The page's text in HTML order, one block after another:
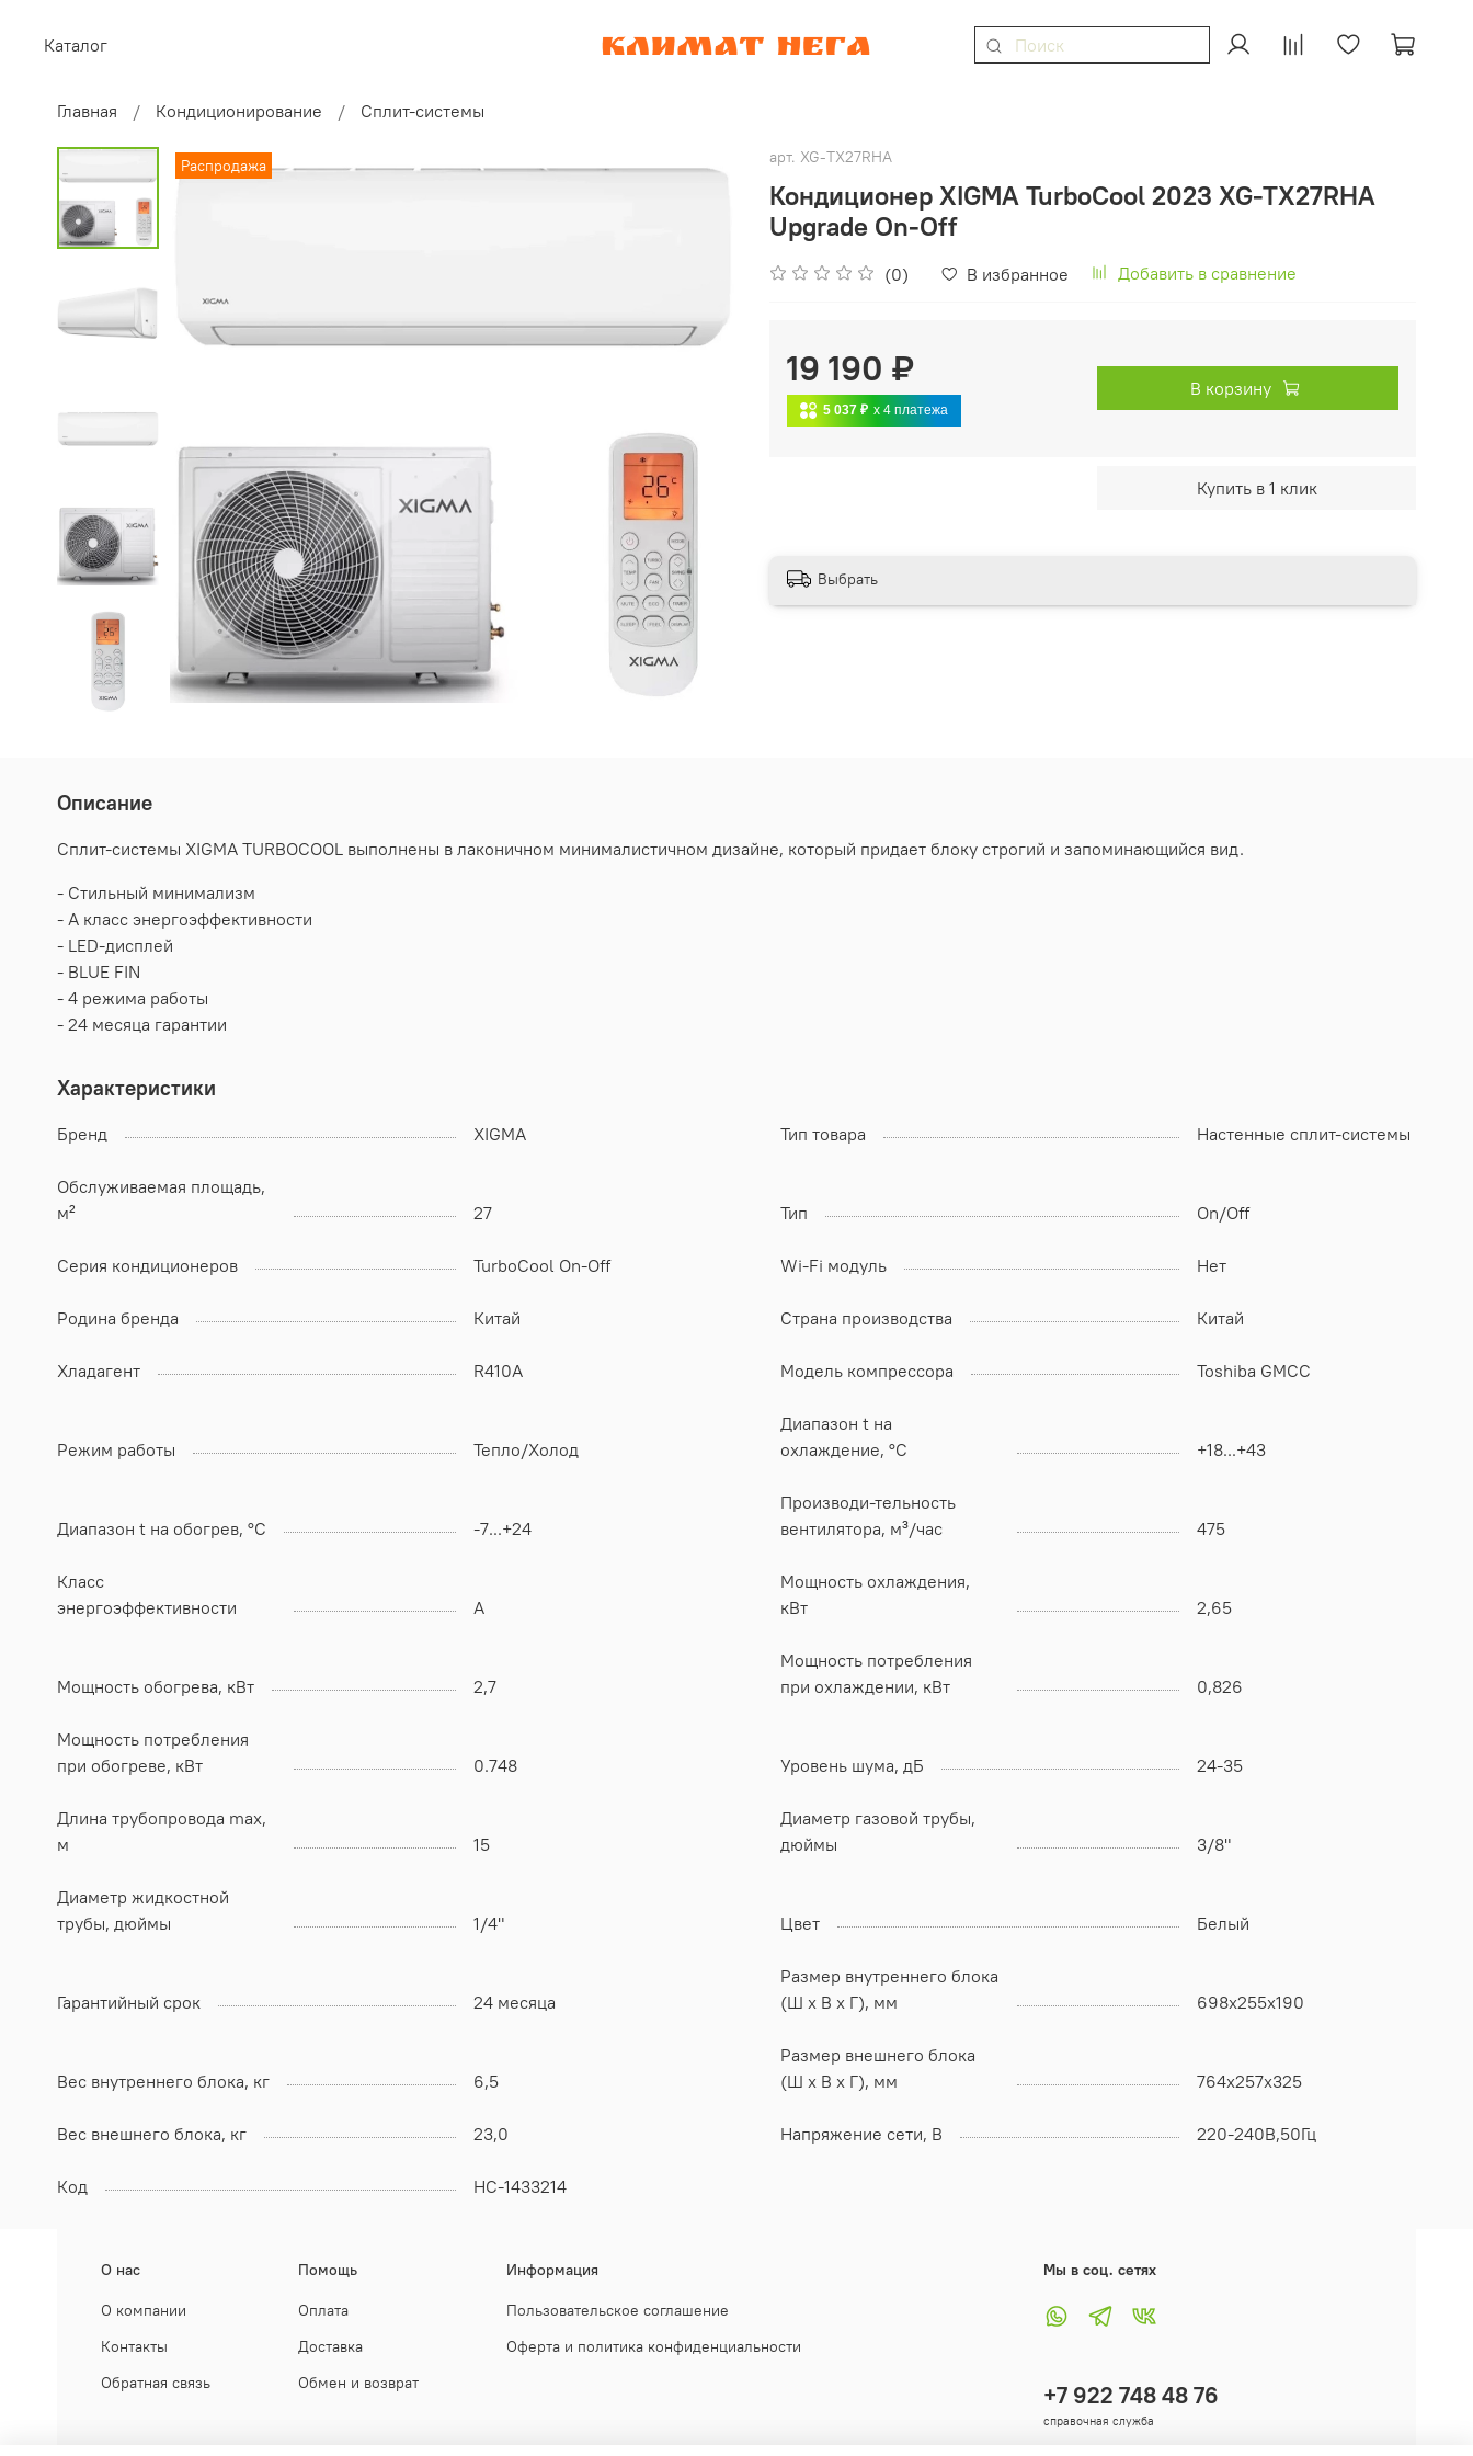
Каталог
Главная Кондиционирование Сплит-системы
Распродажа арт. XG-TX27RHA
Кондиционер XIGMA TurboCool 2023 XG-TX27RHA
Upgrade On-Off
(0) В избранное Добавить в сравнение
19 190 ₽
5 037 ₽ x 4 платежа
В корзину
Купить в 1 клик
Выбрать
Описание
Сплит-системы XIGMA TURBOCOOL выполнены в лаконичном минималистичном дизайне, который придает блоку строгий и запоминающийся вид.
- Стильный минимализм
- А класс энергоэффективности
- LED-дисплей
- BLUE FIN
- 4 режима работы
- 24 месяца гарантии
Характеристики
Бренд XIGMA Тип товара Настенные сплит-системы
Обслуживаемая площадь,
м²
27 Тип On/Off
Серия кондиционеров TurboCool On-Off Wi-Fi модуль Нет
Родина бренда Китай Страна производства Китай
Хладагент R410A Модель компрессора Toshiba GMCC
Режим работы Тепло/Холод
Диапазон t на
охлаждение, °C
+18...+43
Диапазон t на обогрев, °C -7...+24
Производи-тельность
вентилятора, м³/час
475
Класс
энергоэффективности
А
Мощность охлаждения,
кВт
2,65
Мощность обогрева, кВт 2,7
Мощность потребления
при охлаждении, кВт
0,826
Мощность потребления
при обогреве, кВт
0.748 Уровень шума, дБ 24-35
Длина трубопровода max,
м
15
Диаметр газовой трубы,
дюймы
3/8"
Диаметр жидкостной
трубы, дюймы
1/4" Цвет Белый
Гарантийный срок 24 месяца
Размер внутреннего блока
(Ш x В x Г), мм
698x255x190
Вес внутреннего блока, кг 6,5
Размер внешнего блока
(Ш x В x Г), мм
764x257x325
Вес внешнего блока, кг 23,0 Напряжение сети, В 220-240В,50Гц
Код НС-1433214
О нас
О компании
Контакты
Обратная связь
Помощь
Оплата
Доставка
Обмен и возврат
Информация
Пользовательское соглашение
Оферта и политика конфиденциальности
Мы в соц. сетях
+7 922 748 48 76
справочная служба